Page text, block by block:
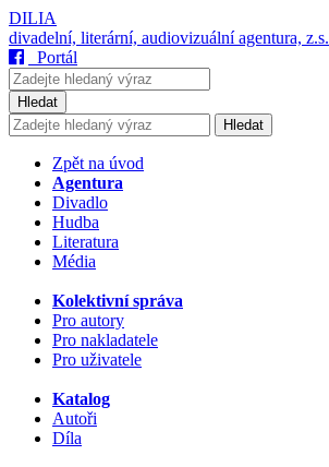
DILIA
divadelní, literární, audiovizuální agentura, z.s.
Portál
Hledat
Hledat
Zpět na úvod
Agentura
Divadlo
Hudba
Literatura
Média
Kolektivní správa
Pro autory
Pro nakladatele
Pro uživatele
Katalog
Autoři
Díla